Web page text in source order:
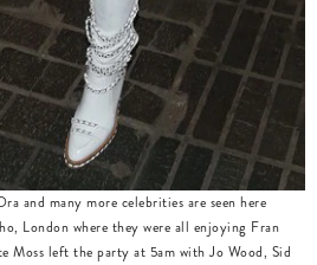
and many more celebrities are seen here
London where they were all enjoying Fran
Moss left the party at 5am with Jo Wood, Sid